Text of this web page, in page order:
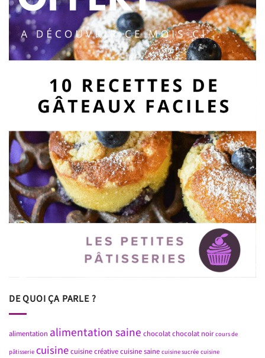
DE QUOI ÇA PARLE ?
alimentation alimentation saine chocolatchocolat noir cours de
pâtisserie cuisinecuisine créativecuisine saine cuisine sucrée cuisine